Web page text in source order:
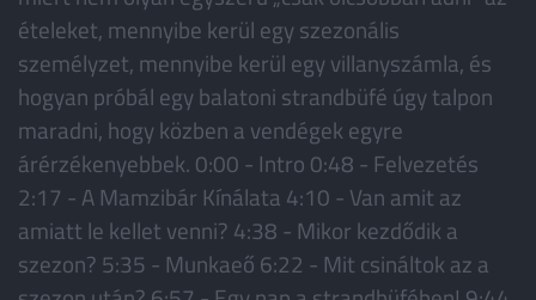
ételeket, mennyibe kerül egy szezonális
személyzet, mennyibe kerül egy villanyszámla, és
hogyan próbál egy balatoni strandbüfé úgy talpon
maradni, hogy közben a vendégek egyre
árérzékenyebbek. 0:00 - Intro 0:48 - Felvezetés
2:17 - A Mamzibár Kínálata 4:10 - Van amit az
amiatt le kellet venni? 4:38 - Mikor kezdődik a
szezon? 5:35 - Munkaeő 6:22 - Mit csináltok az a